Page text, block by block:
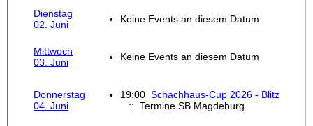
Dienstag
02. Juni
Keine Events an diesem Datum
Mittwoch
03. Juni
Keine Events an diesem Datum
Donnerstag
04. Juni
19:00 Schachhaus-Cup 2026 - Blitz
:: Termine SB Magdeburg